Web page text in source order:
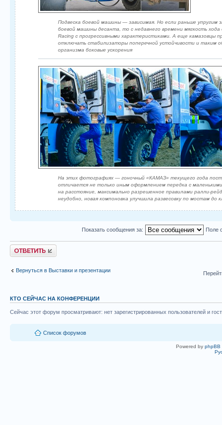
Подвеска боевой машины — зависимая. Но если раньше упругим
боевой машины десанта, то с недавнего времени мягкость
Racing с прогрессивными характеристиками. А еще камазовцы
отключать стабилизаторы поперечной устойчивости и таким
организма боковые ускорения
На этих фотографиях — гоночный «КАМАЗ» текущего года
отличается не только иным оформлением передка с
на расстояние, максимально разрешенное правилами ралли-
неудобно, новая компоновка улучшила развесовку по мостам до
Показать сообщения за: Поле
Ответить
Вернуться в Выставки и презентации
КТО СЕЙЧАС НА КОНФЕРЕНЦИИ
Сейчас этот форум просматривают: нет зарегистрированных пользователей и
Список форумов
Powered by phpBB